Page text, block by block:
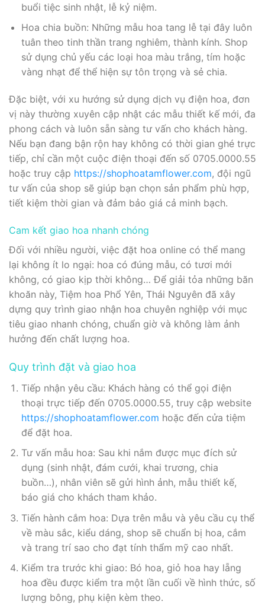
buổi tiệc sinh nhật, lễ kỷ niệm.
Hoa chia buồn: Những mẫu hoa tang lễ tại đây luôn
tuân theo tinh thần trang nghiêm, thành kính. Shop
sử dụng chủ yếu các loại hoa màu trắng, tím hoặc
vàng nhạt để thể hiện sự tôn trọng và sẻ chia.
Đặc biệt, với xu hướng sử dụng dịch vụ điện hoa, đơn
vị này thường xuyên cập nhật các mẫu thiết kế mới, đa
phong cách và luôn sẵn sàng tư vấn cho khách hàng.
Nếu bạn đang bận rộn hay không có thời gian ghé trực
tiếp, chỉ cần một cuộc điện thoại đến số 0705.0000.55
hoặc truy cập https://shophoatamflower.com, đội ngũ
tư vấn của shop sẽ giúp bạn chọn sản phẩm phù hợp,
tiết kiệm thời gian và đảm bảo giá cả minh bạch.
Cam kết giao hoa nhanh chóng
Đối với nhiều người, việc đặt hoa online có thể mang
lại không ít lo ngại: hoa có đúng mẫu, có tươi mới
không, có giao kịp thời không… Để giải tỏa những băn
khoăn này, Tiệm hoa Phổ Yên, Thái Nguyên đã xây
dựng quy trình giao nhận hoa chuyên nghiệp với mục
tiêu giao nhanh chóng, chuẩn giờ và không làm ảnh
hưởng đến chất lượng hoa.
Quy trình đặt và giao hoa
Tiếp nhận yêu cầu: Khách hàng có thể gọi điện
thoại trực tiếp đến 0705.0000.55, truy cập website
https://shophoatamflower.com hoặc đến cửa tiệm
để đặt hoa.
Tư vấn mẫu hoa: Sau khi nắm được mục đích sử
dụng (sinh nhật, đám cưới, khai trương, chia
buồn…), nhân viên sẽ gửi hình ảnh, mẫu thiết kế,
báo giá cho khách tham khảo.
Tiến hành cắm hoa: Dựa trên mẫu và yêu cầu cụ thể
về màu sắc, kiểu dáng, shop sẽ chuẩn bị hoa, cắm
và trang trí sao cho đạt tính thẩm mỹ cao nhất.
Kiểm tra trước khi giao: Bó hoa, giỏ hoa hay lẵng
hoa đều được kiểm tra một lần cuối về hình thức, số
lượng bông, phụ kiện kèm theo.